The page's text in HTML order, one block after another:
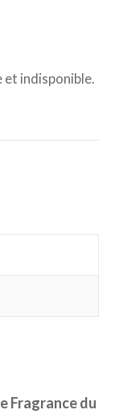
indisponible.
Fragrance du